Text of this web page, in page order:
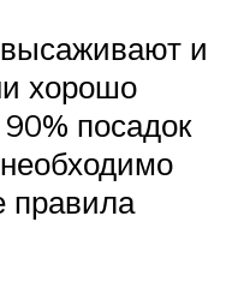
и
хорошо
посадок
правила